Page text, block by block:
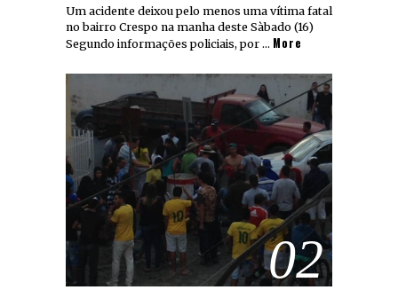
Um acidente deixou pelo menos uma vítima fatal
no bairro Crespo na manha deste Sàbado (16)
Segundo informações policiais, por … More
02